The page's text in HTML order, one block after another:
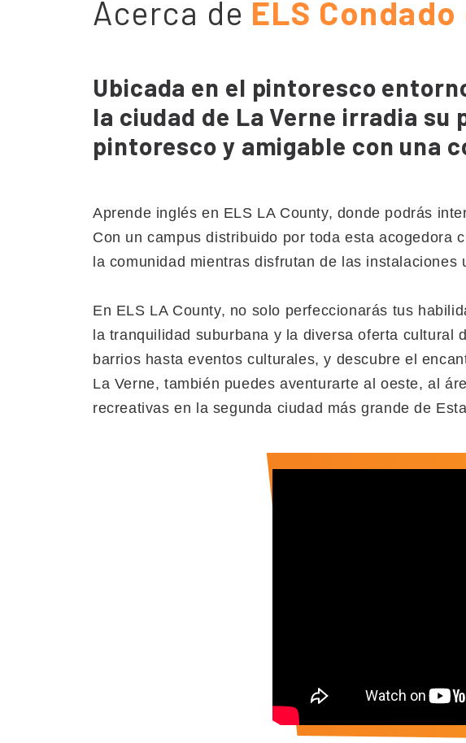
Acerca de ELS
Ubicada en el pintoresco
la ciudad de La Verne irradia
pintoresco y amigable con una
Aprende inglés en ELS LA County, donde podrás
Con un campus distribuido por toda esta acogedora
la comunidad mientras disfrutan de las
En ELS LA County, no solo perfeccionarás tus
la tranquilidad suburbana y la diversa oferta
barrios hasta eventos culturales, y descubre el
La Verne, también puedes aventurarte al oeste, al
recreativas en la segunda ciudad más grande de